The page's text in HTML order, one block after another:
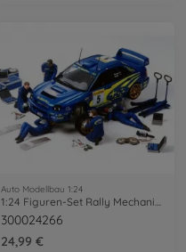
Auto Modellbau 1:24
1:24 Figuren-Set Rally Mechaniker (5)
300024266
24,99 €